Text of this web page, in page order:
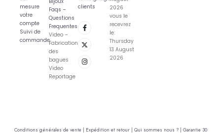
mesure
votre
compte
Suivi de
commande
Faqs –
Questions
Frequentes
Video –
Fabrication
des
bagues
Video
Reportage
clients
2026
vous le
recevrez
le:
Thursday
13 August
2026
Conditions générales de vente | Expédition et retour | Qui sommes nous ? | Garantie 30